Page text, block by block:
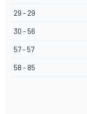
29 - 29
30 - 56
57 - 57
58 - 85